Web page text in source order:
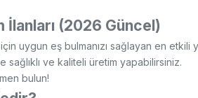
İlanları (2026 Güncel)
için uygun eş bulmanızı sağlayan en
sağlıklı ve kaliteli üretim yapabilirsiniz.
bulun!